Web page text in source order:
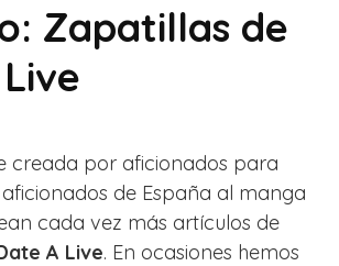
Zapatillas de
creada por aficionados para
de España al manga
cada vez más artículos de
A Live. En ocasiones hemos